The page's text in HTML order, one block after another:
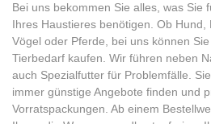
Bei uns bekommen Sie alles, was Sie
Ihres Haustieres benötigen. Ob Hund,
Vögel oder Pferde, bei uns können
Tierbedarf kaufen. Wir führen neben
auch Spezialfutter für Problemfälle.
immer günstige Angebote finden und
Vorratspackungen. Ab einem